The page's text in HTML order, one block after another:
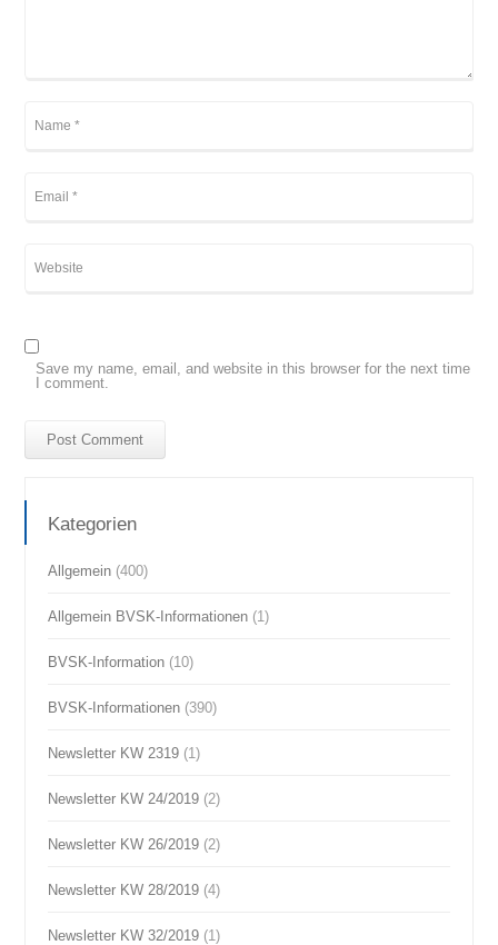
Save my name, email, and website in this browser for the next time
I comment.
Kategorien
Allgemein (400)
Allgemein BVSK-Informationen (1)
BVSK-Information (10)
BVSK-Informationen (390)
Newsletter KW 2319 (1)
Newsletter KW 24/2019 (2)
Newsletter KW 26/2019 (2)
Newsletter KW 28/2019 (4)
Newsletter KW 32/2019 (1)